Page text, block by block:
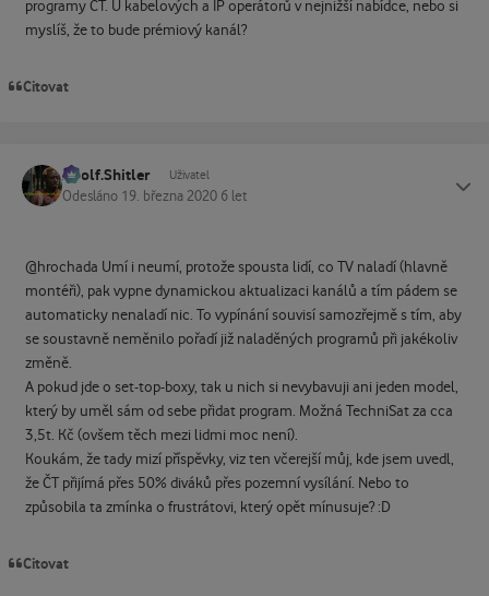
programy ČT. U kabelových a IP operátorů v nejnižší nabídce, nebo si
myslíš, že to bude prémiový kanál?
Citovat
Adolf.Shitler Uživatel
Odesláno 19. března 2020 6 let
@hrochada Umí i neumí, protože spousta lidí, co TV naladí (hlavně
montéři), pak vypne dynamickou aktualizaci kanálů a tím pádem se
automaticky nenaladí nic. To vypínání souvisí samozřejmě s tím, aby
se soustavně neměnilo pořadí již naladěných programů při jakékoliv
změně.
A pokud jde o set-top-boxy, tak u nich si nevybavuji ani jeden model,
který by uměl sám od sebe přidat program. Možná TechniSat za cca
3,5t. Kč (ovšem těch mezi lidmi moc není).
Koukám, že tady mizí příspěvky, viz ten včerejší můj, kde jsem uvedl,
že ČT přijímá přes 50% diváků přes pozemní vysílání. Nebo to
způsobila ta zmínka o frustrátovi, který opět mínusuje? :D
Citovat